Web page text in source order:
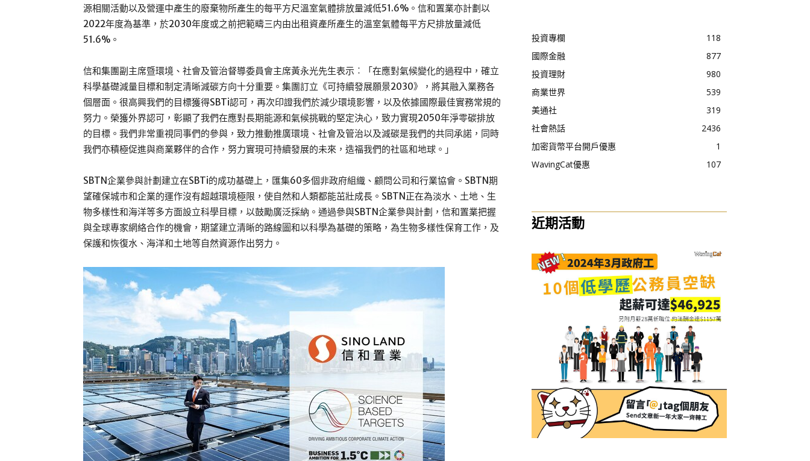
源相關活動以及營運中產生的廢棄物所產生的每平方尺溫室氣體排放量減低51.6%。信和置業亦計劃以
2022年度為基準，於2030年度或之前把範疇三内由出租資產所產生的溫室氣體每平方尺排放量減低
51.6%。
信和集團副主席暨環境、社會及管治督導委員會主席黃永光先生表示︰「在應對氣候變化的過程中，確立
科學基礎減量目標和制定清晰減碳方向十分重要。集團訂立《可持續發展願景2030》，將其融入業務各
個層面。很高興我們的目標獲得SBTi認可，再次印證我們於減少環境影響，以及依據國際最佳實務常規的
努力。榮獲外界認可，彰顯了我們在應對長期能源和氣候挑戰的堅定決心，致力實現2050年淨零碳排放
的目標。我們非常重視同事們的參與，致力推動推廣環境、社會及管治以及減碳是我們的共同承諾，同時
我們亦積極促進與商業夥伴的合作，努力實現可持續發展的未來，造福我們的社區和地球。」
SBTN企業參與計劃建立在SBTi的成功基礎上，匯集60多個非政府組織、顧問公司和行業協會。SBTN期
望確保城市和企業的運作沒有超越環境極限，使自然和人類都能茁壯成長。SBTN正在為淡水、土地、生
物多樣性和海洋等多方面設立科學目標，以鼓勵廣泛採納。通過參與SBTN企業參與計劃，信和置業把握
與全球專家網絡合作的機會，期望建立清晰的路線圖和以科學為基礎的策略，為生物多樣性保育工作，及
保護和恢復水、海洋和土地等自然資源作出努力。
投資專欄
118
國際金融
877
投資理財
980
商業世界
539
美通社
319
社會熱話
2436
加密貨幣平台開戶優惠
1
WavingCat優惠
107
近期活動